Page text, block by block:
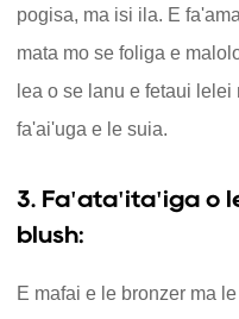
pogisa, ma isi ila. E
mata mo se foliga e
lea o se lanu e fetaui
fa'ai'uga e le suia.
3. Fa'ata'ita'iga o
blush:
E mafai e le bronzer ma